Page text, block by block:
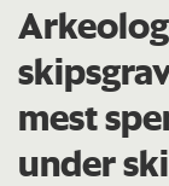
mest
under